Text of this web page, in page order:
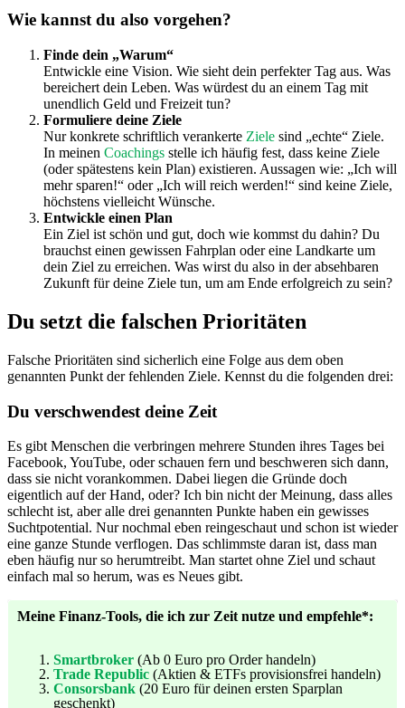
Wie kannst du also vorgehen?
Finde dein „Warum“
Entwickle eine Vision. Wie sieht dein perfekter Tag aus. Was
bereichert dein Leben. Was würdest du an einem Tag mit
unendlich Geld und Freizeit tun?
Formuliere deine Ziele
Nur konkrete schriftlich verankerte Ziele sind „echte“ Ziele.
In meinen Coachings stelle ich häufig fest, dass keine Ziele
(oder spätestens kein Plan) existieren. Aussagen wie: „Ich will
mehr sparen!“ oder „Ich will reich werden!“ sind keine Ziele,
höchstens vielleicht Wünsche.
Entwickle einen Plan
Ein Ziel ist schön und gut, doch wie kommst du dahin? Du
brauchst einen gewissen Fahrplan oder eine Landkarte um
dein Ziel zu erreichen. Was wirst du also in der absehbaren
Zukunft für deine Ziele tun, um am Ende erfolgreich zu sein?
Du setzt die falschen Prioritäten
Falsche Prioritäten sind sicherlich eine Folge aus dem oben
genannten Punkt der fehlenden Ziele. Kennst du die folgenden drei:
Du verschwendest deine Zeit
Es gibt Menschen die verbringen mehrere Stunden ihres Tages bei
Facebook, YouTube, oder schauen fern und beschweren sich dann,
dass sie nicht vorankommen. Dabei liegen die Gründe doch
eigentlich auf der Hand, oder? Ich bin nicht der Meinung, dass alles
schlecht ist, aber alle drei genannten Punkte haben ein gewisses
Suchtpotential. Nur nochmal eben reingeschaut und schon ist wieder
eine ganze Stunde verflogen. Das schlimmste daran ist, dass man
eben häufig nur so herumtreibt. Man startet ohne Ziel und schaut
einfach mal so herum, was es Neues gibt.
Meine Finanz-Tools, die ich zur Zeit nutze und empfehle*:
Smartbroker (Ab 0 Euro pro Order handeln)
Trade Republic (Aktien & ETFs provisionsfrei handeln)
Consorsbank (20 Euro für deinen ersten Sparplan
geschenkt)